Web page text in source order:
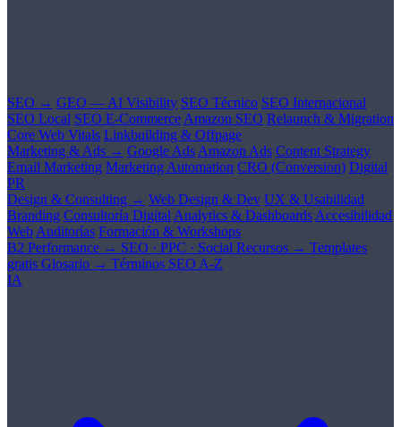
SEO → GEO — AI Visibility SEO Técnico SEO Internacional
SEO Local SEO E-Commerce Amazon SEO Relaunch & Migration
Core Web Vitals Linkbuilding & Offpage
Marketing & Ads → Google Ads Amazon Ads Content Strategy
Email Marketing Marketing Automation CRO (Conversion) Digital
PR
Design & Consulting → Web Design & Dev UX & Usabilidad
Branding Consultoría Digital Analytics & Dashboards Accesibilidad
Web Auditorías Formación & Workshops
B2 Performance → SEO · PPC · Social Recursos → Templates
gratis Glosario → Términos SEO A-Z
IA